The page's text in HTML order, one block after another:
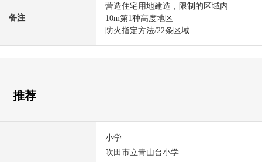
备注
营造住宅用地建造，限制的区域内
10m第1种高度地区
防火指定方法/22条区域
推荐
小学
吹田市立青山台小学